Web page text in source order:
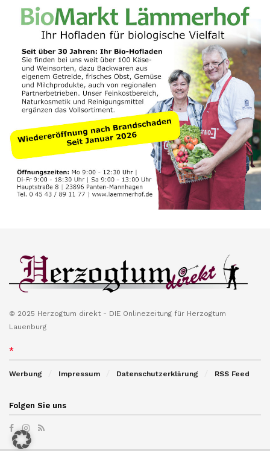
© 2025 Herzogtum direkt - DIE Onlinezeitung für Herzogtum
Lauenburg
*
Werbung Impressum Datenschutzerklärung RSS Feed
Folgen Sie uns